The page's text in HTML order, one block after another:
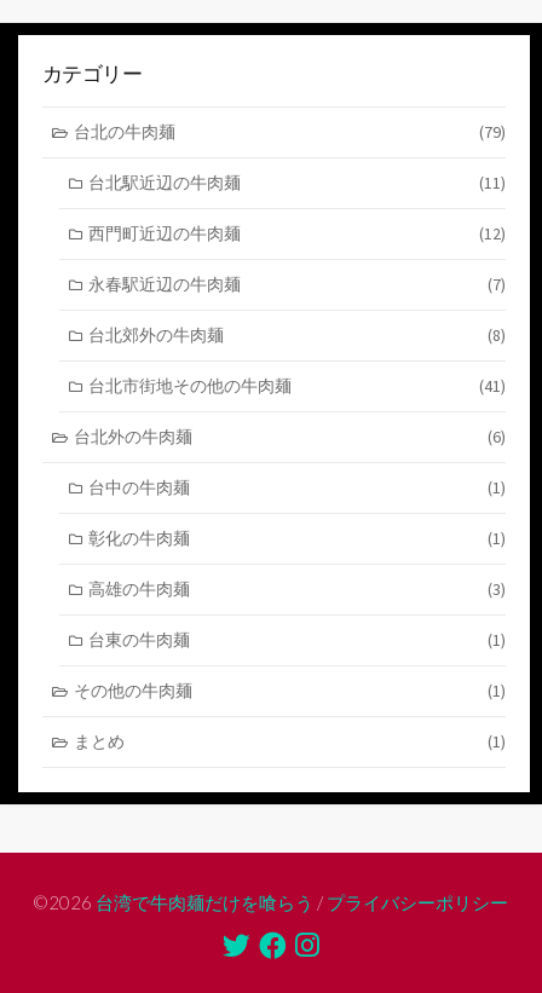
カテゴリー
台北の牛肉麺 (79)
台北駅近辺の牛肉麺 (11)
西門町近辺の牛肉麺 (12)
永春駅近辺の牛肉麺 (7)
台北郊外の牛肉麺 (8)
台北市街地その他の牛肉麺 (41)
台北外の牛肉麺 (6)
台中の牛肉麺 (1)
彰化の牛肉麺 (1)
高雄の牛肉麺 (3)
台東の牛肉麺 (1)
その他の牛肉麺 (1)
まとめ (1)
©2026 台湾で牛肉麺だけを喰らう / プライバシーポリシー
TwitterFacebook
Instagram